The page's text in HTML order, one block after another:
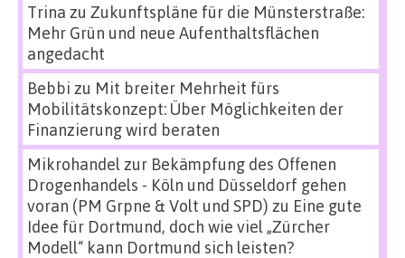
Trina zu Zukunftspläne für die Münsterstraße:
Mehr Grün und neue Aufenthaltsflächen
angedacht
Bebbi zu Mit breiter Mehrheit fürs
Mobilitätskonzept: Über Möglichkeiten der
Finanzierung wird beraten
Mikrohandel zur Bekämpfung des Offenen
Drogenhandels - Köln und Düsseldorf gehen
voran (PM Grpne & Volt und SPD) zu Eine gute
Idee für Dortmund, doch wie viel „Zürcher
Modell“ kann Dortmund sich leisten?